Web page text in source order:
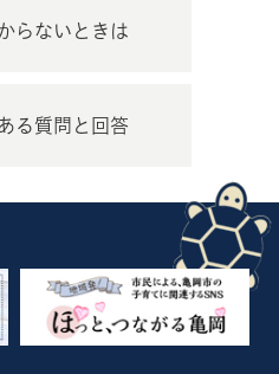
らないときは
る質問と回答